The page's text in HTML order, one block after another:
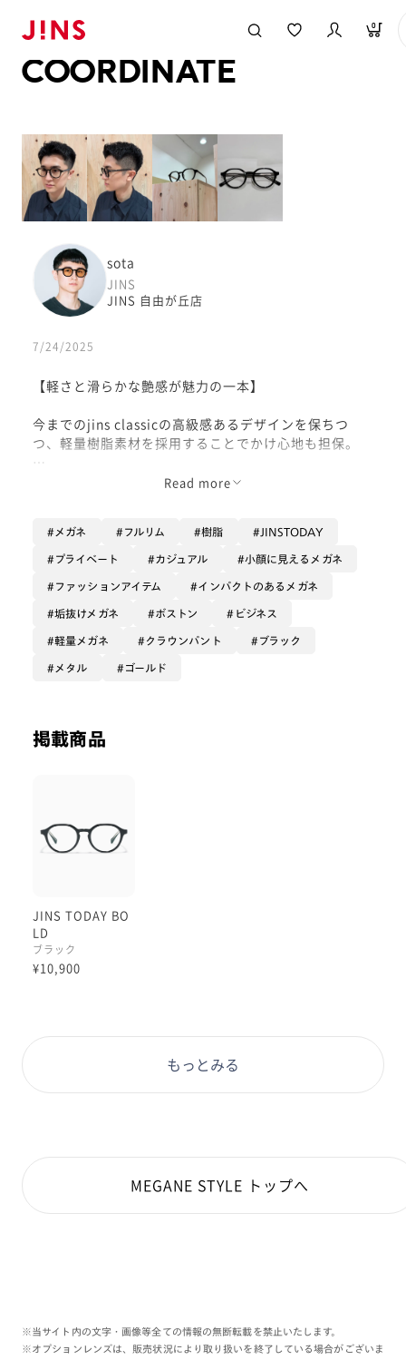
0
COORDINATE
sota
JINS
JINS 自由が丘店
7/24/2025
【軽さと滑らかな艶感が魅力の一本】
今までのjins classicの高級感あるデザインを保ちつ
つ、軽量樹脂素材を採用することでかけ心地も担保。
テンプルの内側の芯金も上質で、カラーや調光に初めて
柔らかなクラウンパント型が自然と顔に馴染むのではな
いでしょうか。
是非お試しください。
※オンライン購入の場合、未調整のため横幅がきつい場
Read more
メガネ フルリム 樹脂 JINSTODAY
プライベート カジュアル 小顔に見えるメガネ
ファッションアイテム インパクトのあるメガネ
垢抜けメガネ ボストン ビジネス
軽量メガネ クラウンパント ブラック
メタル ゴールド
掲載商品
JINS TODAY BO
LD
ブラック
¥10,900
もっとみる
MEGANE STYLE トップへ
※当サイト内の文字・画像等全ての情報の無断転載を禁止いたします。
※オプションレンズは、販売状況により取り扱いを終了している場合がございま